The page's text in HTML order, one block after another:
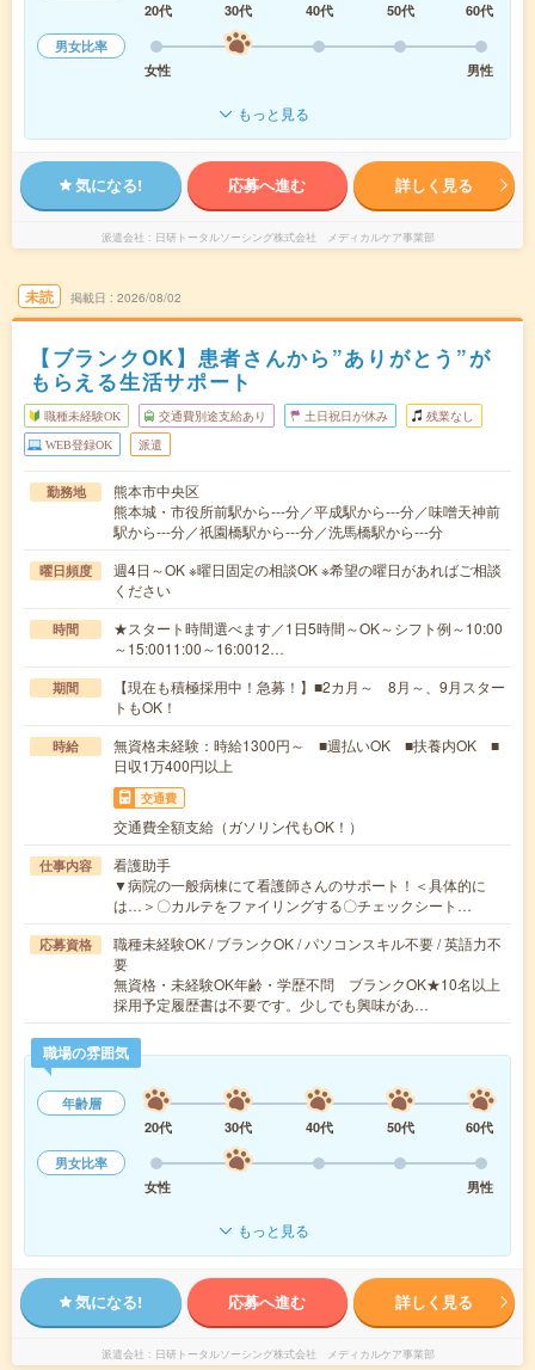
20代
30代 40代 50代
60代
男女比率
女性
男性
もっと見る
気になる! 応募へ進む 詳しく見る
派遣会社 日研トータルソーシング株式会社 メディカルケア事業部
未読 掲載日 2026/08/02
【ブランクOK】患者さんから”ありがとう”が
もらえる生活サポート
職種未経験OK 交通費別途支給あり 土日祝日が休み 残業なし
WEB登録OK 派遣
勤務地
熊本市中央区
熊本城・市役所前駅から---分／平成駅から---分／味噌天神前
駅から---分／祇園橋駅から---分／洗馬橋駅から---分
曜日頻度
週4日～OK ※曜日固定の相談OK ※希望の曜日があればご相談
ください
時間
★スタート時間選べます／1日5時間～OK～シフト例～10:00
～15:0011:00～16:0012…
期間
【現在も積極採用中！急募！】■2カ月～ 8月～、9月スター
トもOK！
時給
無資格未経験：時給1300円～ ■週払いOK ■扶養内OK ■
日収1万400円以上
交通費
交通費全額支給（ガソリン代もOK！）
仕事内容
看護助手
▼病院の一般病棟にて看護師さんのサポート！＜具体的に
は…＞〇カルテをファイリングする〇チェックシート…
応募資格
職種未経験OK / ブランクOK / パソコンスキル不要 / 英語力不
要
無資格・未経験OK年齢・学歴不問 ブランクOK★10名以上
採用予定履歴書は不要です。少しでも興味があ…
職場の雰囲気
年齢層
20代
30代 40代 50代
60代
男女比率
女性
男性
もっと見る
気になる! 応募へ進む 詳しく見る
派遣会社 日研トータルソーシング株式会社 メディカルケア事業部